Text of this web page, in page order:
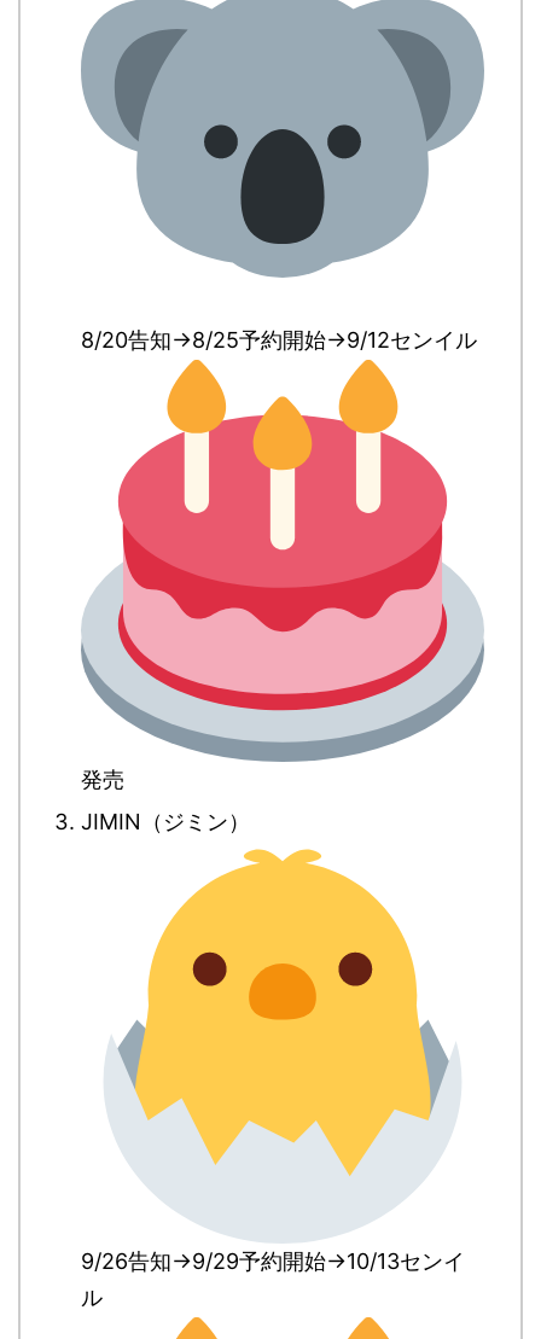
8/20告知→8/25予約開始→9/12センイル
発売
JIMIN（ジミン）
9/26告知→9/29予約開始→10/13センイ
ル